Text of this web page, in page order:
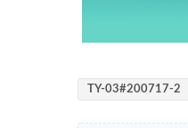
TY-03#200717-2